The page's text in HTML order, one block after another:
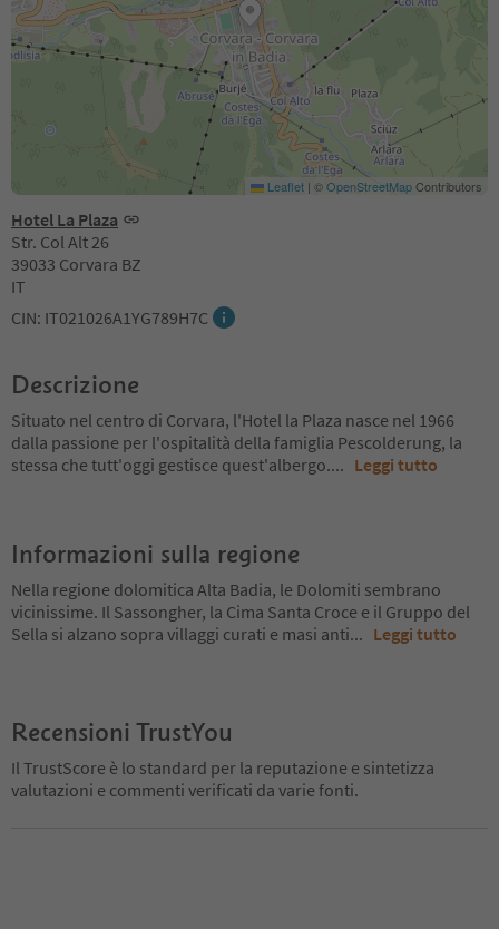
Hotel La Plaza
Str. Col Alt 26
39033 Corvara BZ
IT
CIN: IT021026A1YG789H7C
Leaflet | ©OpenStreetMapContributors
Descrizione
Situato nel centro di Corvara, l'Hotel la Plaza nasce nel 1966
dalla passione per l'ospitalità della famiglia Pescolderung, la
stessa che tutt'oggi gestisce quest'albergo.... Leggi tutto
Informazioni sulla regione
Nella regione dolomitica Alta Badia, le Dolomiti sembrano
vicinissime. Il Sassongher, la Cima Santa Croce e il Gruppo del
Sella si alzano sopra villaggi curati e masi anti... Leggi tutto
Recensioni TrustYou
Il TrustScore è lo standard per la reputazione e sintetizza
valutazioni e commenti verificati da varie fonti.